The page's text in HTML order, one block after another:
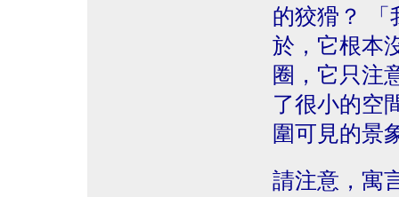
的狡猾？ 「
於，它根本
圈，它只注
了很小的空
圍可見的景
請注意，寓